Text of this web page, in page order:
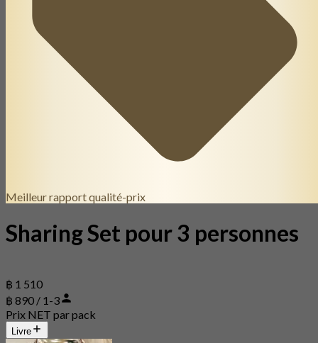
Meilleur rapport qualité-prix
Sharing Set pour 3 personnes
฿ 1 510
฿ 890 / 1-3
Prix NET par pack
Livre